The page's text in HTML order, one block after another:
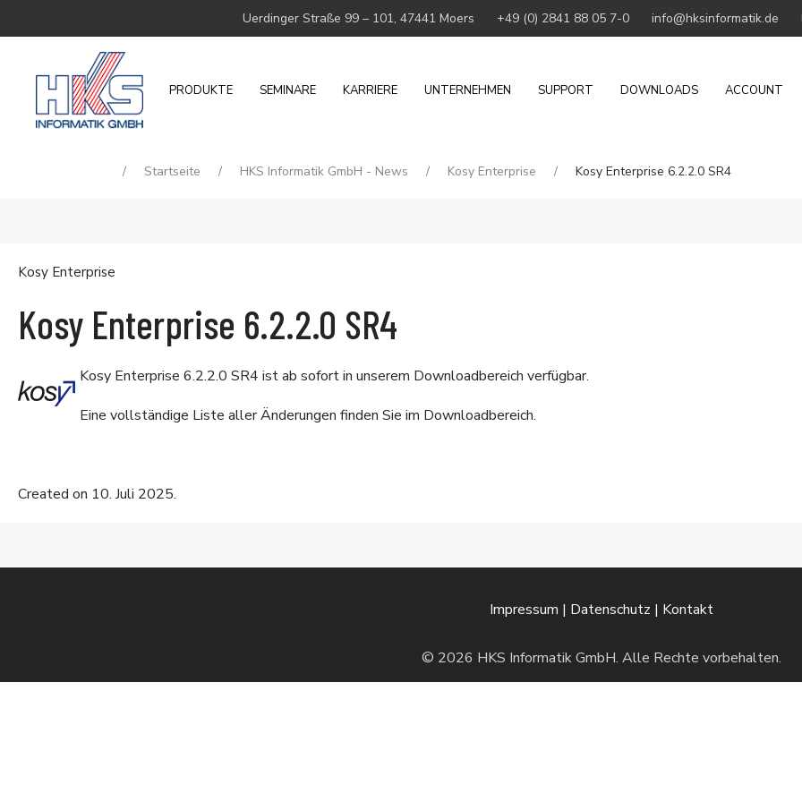
Uerdinger Straße 99 – 101, 47441 Moers +49 (0) 2841 88 05 7-0 info@hksinformatik.de
PRODUKTE SEMINARE KARRIERE UNTERNEHMEN SUPPORT DOWNLOADS ACCOUNT
Startseite HKS Informatik GmbH - News Kosy Enterprise Kosy Enterprise 6.2.2.0 SR4
Kosy Enterprise
Kosy Enterprise 6.2.2.0 SR4
Kosy Enterprise 6.2.2.0 SR4 ist ab sofort in unserem Downloadbereich verfügbar.
Eine vollständige Liste aller Änderungen finden Sie im Downloadbereich.
Created on 10. Juli 2025.
Impressum | Datenschutz | Kontakt
© 2026 HKS Informatik GmbH. Alle Rechte vorbehalten.